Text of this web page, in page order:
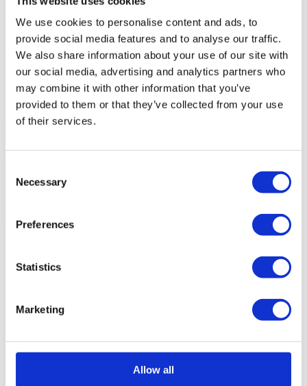
We use cookies to personalise content and ads, to
provide social media features and to analyse our traffic.
We also share information about your use of our site with
our social media, advertising and analytics partners who
may combine it with other information that you’ve
provided to them or that they’ve collected from your use
of their services.
Selection
Necessary
Preferences
Statistics
Marketing
Allow all
Garagem Local (Cave);
Vistas Panorâmicas;
Zona
Acessos (Bons), Centralidade (Centro da Cidade),
Proximidade (Centros Comerciais, Escolas, Farmácia, Ginásio,
Hospital, Jardins, Supermercado);
Contacte-nos
+351 215 552 431*
Interessado?Agende visita ou solicite mais informações.
International Realty a guardar os seus dados para o informar sobre
oportunidades de negócio, de acordo com a Política de Privacidade.
Sobre o empreendimento